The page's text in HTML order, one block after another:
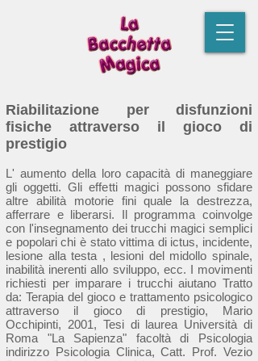
Riabilitazione per disfunzioni
fisiche attraverso il gioco di
prestigio
L' aumento della loro capacità di maneggiare
gli oggetti. Gli effetti magici possono sfidare
altre abilità motorie fini quale la destrezza,
afferrare e liberarsi. Il programma coinvolge
con l'insegnamento dei trucchi magici semplici
e popolari chi è stato vittima di ictus, incidente,
lesione alla testa , lesioni del midollo spinale,
inabilità inerenti allo sviluppo, ecc. I movimenti
richiesti per imparare i trucchi aiutano Tratto
da: Terapia del gioco e trattamento psicologico
attraverso il gioco di prestigio, Mario
Occhipinti, 2001, Tesi di laurea Università di
Roma "La Sapienza" facoltà di Psicologia
indirizzo Psicologia Clinica, Catt. Prof. Vezio